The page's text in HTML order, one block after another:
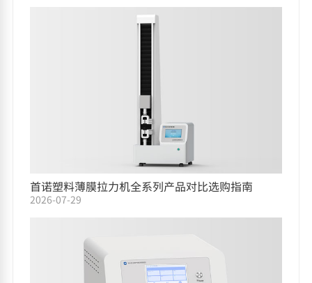
首诺塑料薄膜拉力机全系列产品对比选购指南
2026-07-29